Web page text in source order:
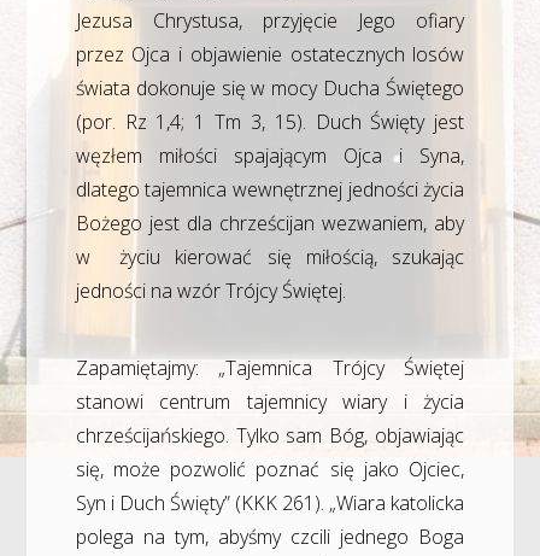
Jezusa Chrystusa, przyjęcie Jego ofiary
przez Ojca i objawienie ostatecznych losów
świata dokonuje się w mocy Ducha Świętego
(por. Rz 1,4; 1 Tm 3, 15). Duch Święty jest
węzłem miłości spajającym Ojca i Syna,
dlatego tajemnica wewnętrznej jedności życia
Bożego jest dla chrześcijan wezwaniem, aby
w życiu kierować się miłością, szukając
jedności na wzór Trójcy Świętej.
Zapamiętajmy: „Tajemnica Trójcy Świętej
stanowi centrum tajemnicy wiary i życia
chrześcijańskiego. Tylko sam Bóg, objawiając
się, może pozwolić poznać się jako Ojciec,
Syn i Duch Święty” (KKK 261). „Wiara katolicka
polega na tym, abyśmy czcili jednego Boga